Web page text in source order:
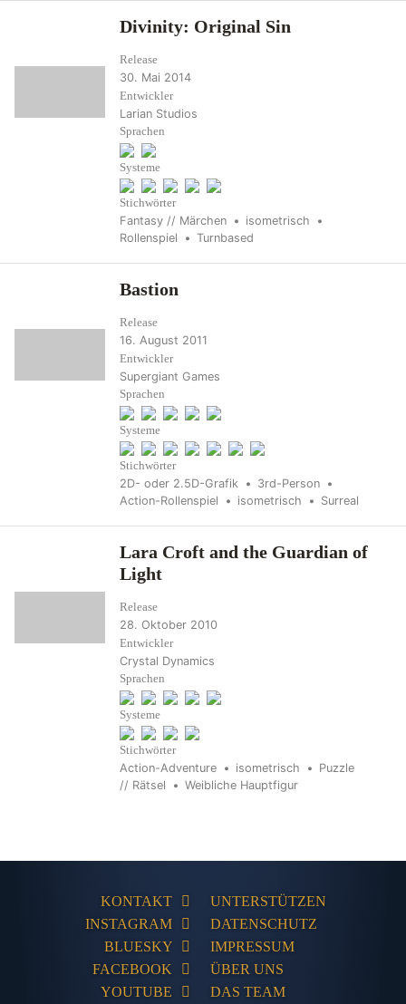
Divinity: Original Sin
Release
30. Mai 2014
Entwickler
Larian Studios
Sprachen
Systeme
Stichwörter
Fantasy // Märchen
isometrisch
Rollenspiel
Turnbased
Bastion
Release
16. August 2011
Entwickler
Supergiant Games
Sprachen
Systeme
Stichwörter
2D- oder 2.5D-Grafik
3rd-Person
Action-Rollenspiel
isometrisch Surreal
Lara Croft and the Guardian of
Light
Release
28. Oktober 2010
Entwickler
Crystal Dynamics
Sprachen
Systeme
Stichwörter
Action-Adventure isometrisch
Puzzle
// Rätsel
Weibliche Hauptfigur
KONTAKT
INSTAGRAM
BLUESKY
FACEBOOK
YOUTUBE
UNTERSTÜTZEN
DATENSCHUTZ
IMPRESSUM
ÜBER UNS
DAS TEAM